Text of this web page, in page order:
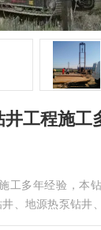
工程施工
工多年经验，本
、地源热泵钻井
水空调、工程降